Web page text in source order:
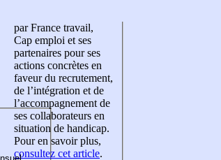
par France travail,
Cap emploi et ses
partenaires pour ses
actions concrètes en
faveur du recrutement,
de l’intégration et de
l’accompagnement de
ses collaborateurs en
situation de handicap.
Pour en savoir plus,
consultez cet article.